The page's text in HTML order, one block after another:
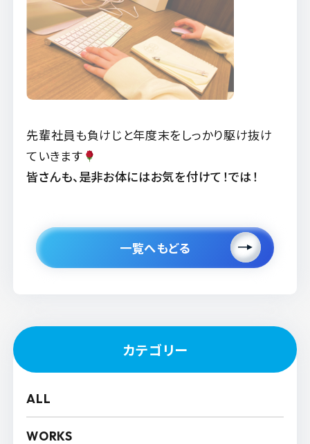
先輩社員も負けじと年度末をしっかり駆け抜け
ていきます
皆さんも、是非お体にはお気を付けて！では！
一覧へもどる
カテゴリー
ALL
WORKS